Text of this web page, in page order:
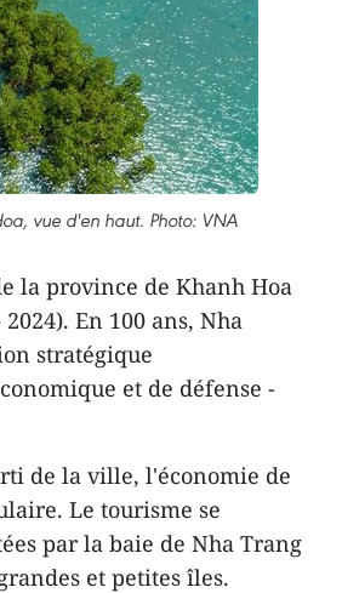
vue d'en haut. Photo: VNA
la province de Khanh Hoa
En 100 ans, Nha
stratégique
et de défense -
de la ville, l'économie de
Le tourisme se
par la baie de Nha Trang
et petites îles.